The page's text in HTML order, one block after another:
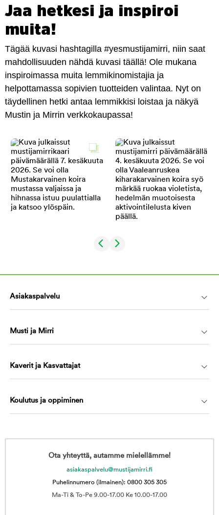
Jaa hetkesi ja inspiroi
muita!
Tägää kuvasi hashtagilla #yesmustijamirri, niin saat
mahdollisuuden nähdä kuvasi täällä! Ole mukana
inspiroimassa muita lemmikinomistajia ja
helpottamassa sopivien tuotteiden valintaa. Nyt on
täydellinen hetki antaa lemmikkisi loistaa ja näkyä
Mustin ja Mirrin verkkokaupassa!
Asiakaspalvelu
Musti ja Mirri
Kaverit ja Kasvattajat
Koulutus ja oppiminen
Ota yhteyttä, autamme mielellämme!
asiakaspalvelu@mustijamirri.fi
Puhelinnumero (ilmainen): 0800 305 305
Ma-Ti & To-Pe 9.00-17.00 Ke 10.00-17.00